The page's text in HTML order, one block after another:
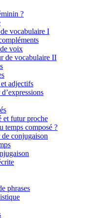
?
vocabulaire I
voix
de vocabulaire II
adjectifs
et futur proche
temps composé ?
conjugaison
phrases